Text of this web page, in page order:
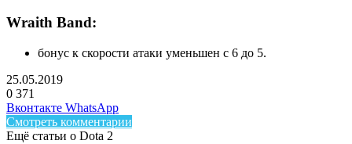
Wraith Band:
бонус к скорости атаки уменьшен с 6 до 5.
25.05.2019
0 371
Facebook
Twitter
LinkedIn
Вконтакте WhatsAppTelegram
Смотреть комментарии
Ещё статьи о Dota 2